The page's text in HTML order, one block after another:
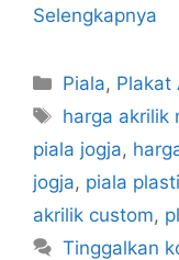
Selengkapnya
Kategori
Piala, Plakat
Tag
harga akrilik
piala jogja,
jogja, piala
akrilik custom,
Tinggalkan